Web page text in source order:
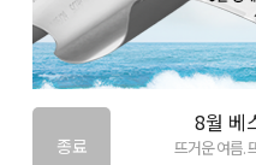
종료
8월 베
뜨거운 여름.